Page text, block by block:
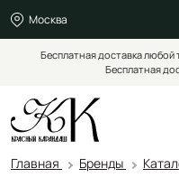
Москва
Бесплатная доставка любой
Бесплатная
Главная Бренды